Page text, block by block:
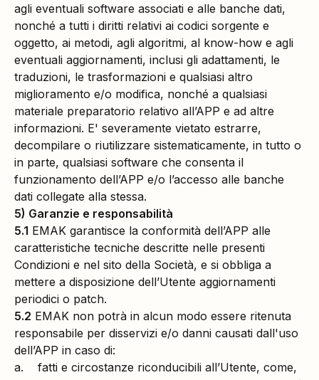
agli eventuali software associati e alle banche dati,
nonché a tutti i diritti relativi ai codici sorgente e
oggetto, ai metodi, agli algoritmi, al know-how e agli
eventuali aggiornamenti, inclusi gli adattamenti, le
traduzioni, le trasformazioni e qualsiasi altro
miglioramento e/o modifica, nonché a qualsiasi
materiale preparatorio relativo all’APP e ad altre
informazioni. E' severamente vietato estrarre,
decompilare o riutilizzare sistematicamente, in tutto o
in parte, qualsiasi software che consenta il
funzionamento dell’APP e/o l’accesso alle banche
dati collegate alla stessa.
5) Garanzie e responsabilità
5.1 EMAK garantisce la conformità dell’APP alle
caratteristiche tecniche descritte nelle presenti
Condizioni e nel sito della Società, e si obbliga a
mettere a disposizione dell’Utente aggiornamenti
periodici o patch.
5.2 EMAK non potrà in alcun modo essere ritenuta
responsabile per disservizi e/o danni causati dall'uso
dell’APP in caso di:
a. fatti e circostanze riconducibili all’Utente, come,